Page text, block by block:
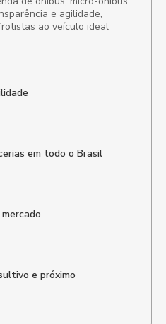
e agilidade,
ao veículo ideal
em todo o Brasil
e próximo